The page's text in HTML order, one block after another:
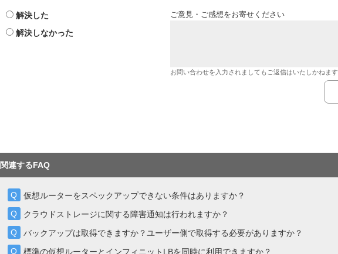
解決した
解決しなかった
ご意見・ご感想をお寄せください
お問い合わせを入力されましてもご返信はいたしかねます
関連するFAQ
仮想ルーターをスペックアップできない条件はありますか？
クラウドストレージに関する障害通知は行われますか？
バックアップは取得できますか？ユーザー側で取得する必要がありますか？
標準の仮想ルーターとインフィニットLBを同時に利用できますか？